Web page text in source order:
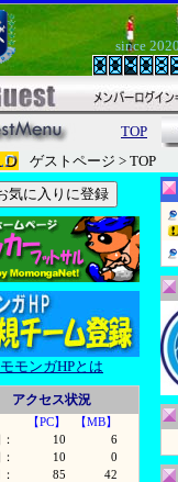
since
TOP
ゲストページ > TOP
モモンガHPとは
アクセス状況
【PC】
【MB】
10
6
10
0
85
42